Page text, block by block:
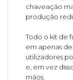
chaveação
produção
Todo o kit de
em apenas
utilizadores
e, em vez
mãos.